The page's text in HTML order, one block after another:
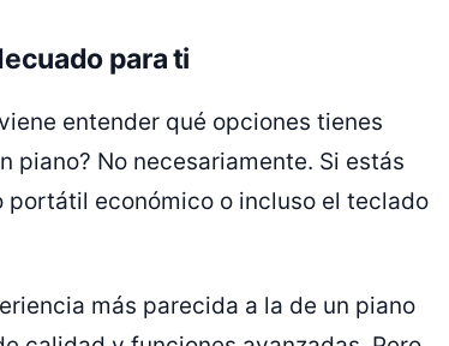
para ti
entender qué opciones tienes
piano? No necesariamente. Si estás
portátil económico o incluso el teclado
más parecida a la de un piano